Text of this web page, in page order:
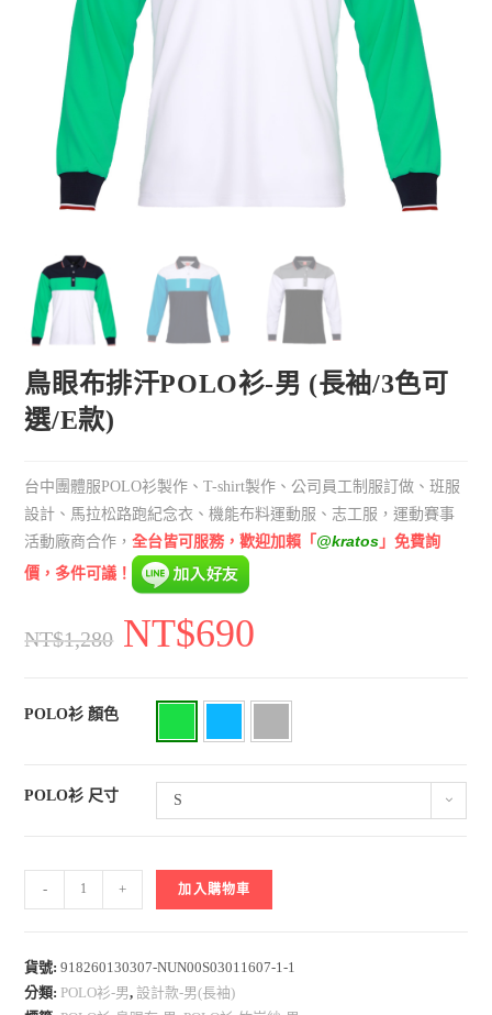
鳥眼布排汗POLO衫-男 (長袖/3色可
選/E款)
台中團體服POLO衫製作、T-shirt製作、公司員工制服訂做、班服
設計、馬拉松路跑紀念衣、機能布料運動服、志工服，運動賽事
活動廠商合作，全台皆可服務，歡迎加賴「 @kratos」免費詢
價，多件可議！
NT$1,280 NT$690
POLO衫 顏色
POLO衫 尺寸 S
-
眼
排
汗
+ 加入購物車
貨號:918260130307-NUN00S03011607-1-1
分類: POLO衫-男,設計款-男(長袖)